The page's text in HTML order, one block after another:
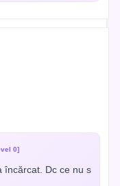
0]
încărcat. Dc ce nu s